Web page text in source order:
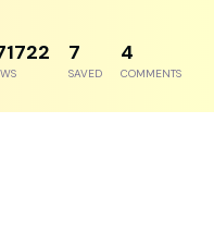
8
SAVED
5
COMMENTS